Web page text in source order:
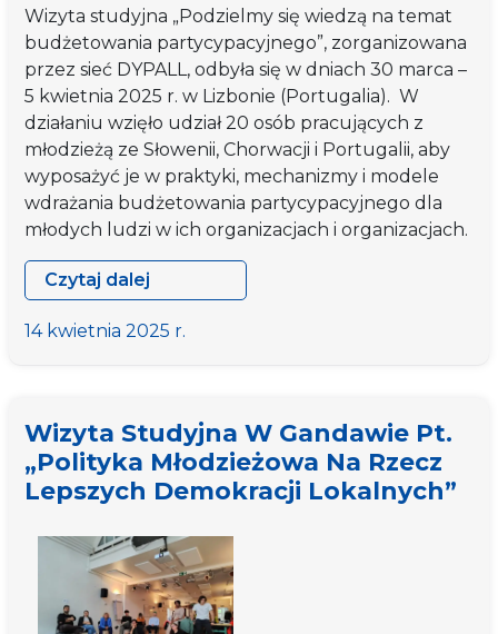
Wizyta studyjna „Podzielmy się wiedzą na temat
budżetowania partycypacyjnego”, zorganizowana
przez sieć DYPALL, odbyła się w dniach 30 marca –
5 kwietnia 2025 r. w Lizbonie (Portugalia). W
działaniu wzięło udział 20 osób pracujących z
młodzieżą ze Słowenii, Chorwacji i Portugalii, aby
wyposażyć je w praktyki, mechanizmy i modele
wdrażania budżetowania partycypacyjnego dla
młodych ludzi w ich organizacjach i organizacjach.
Czytaj dalej
Wizyta
studyjna
na
temat
budżetowania
14 kwietnia 2025 r.
Wizyta Studyjna W Gandawie Pt.
„Polityka Młodzieżowa Na Rzecz
Lepszych Demokracji Lokalnych”